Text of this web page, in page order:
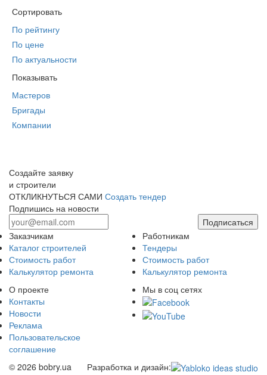
Сортировать
По рейтингу
По цене
По актуальности
Показывать
Мастеров
Бригады
Компании
Создайте заявку
и строители
ОТКЛИКНУТЬСЯ САМИ Создать тендер
Подпишись на новости
Подписаться
Заказчикам
Каталог строителей
Стоимость работ
Калькулятор ремонта
Работникам
Тендеры
Стоимость работ
Калькулятор ремонта
О проекте
Контакты
Новости
Реклама
Пользовательское
соглашение
Мы в соц сетях
© 2026 bobry.ua Разработка и дизайн: